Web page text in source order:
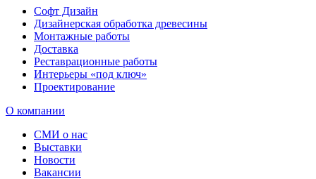
Софт Дизайн
Дизайнерская обработка древесины
Монтажные работы
Доставка
Реставрационные работы
Интерьеры «под ключ»
Проектирование
О компании
СМИ о нас
Выставки
Новости
Вакансии